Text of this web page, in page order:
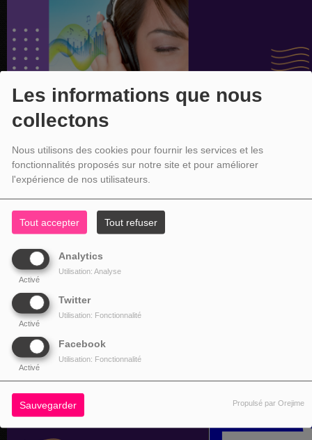
Les informations que nous
collectons
Nous utilisons des cookies pour fournir les services et les
fonctionnalités proposés sur notre site et pour améliorer
l'expérience de nos utilisateurs.
Tout accepter Tout refuser
Analytics
Activé
Utilisation: Analyse
Twitter
Activé
Utilisation: Fonctionnalité
Facebook
Activé
Utilisation: Fonctionnalité
Sauvegarder Propulsé par Orejime